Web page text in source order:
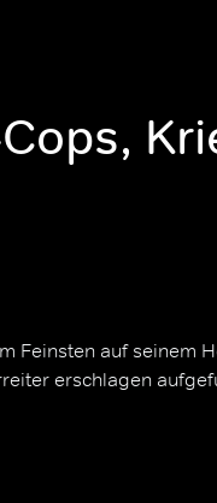
Feinsten auf seinem
erschlagen